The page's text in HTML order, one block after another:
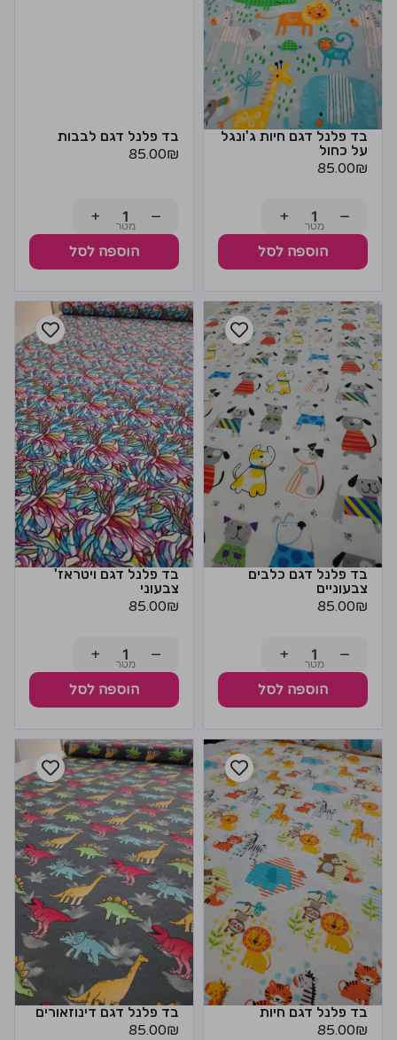
בד פלנל דגם חיות ג'ונגל
על כחול
85.00₪
−
+
הוספה לסל
בד פלנל דגם לבבות
85.00₪
−
+
הוספה לסל
בד פלנל דגם כלבים
צבעוניים
85.00₪
−
+
הוספה לסל
בד פלנל דגם ויטראז'
צבעוני
85.00₪
−
+
הוספה לסל
בד פלנל דגם חיות
85.00₪
בד פלנל דגם דינוזאורים
85.00₪